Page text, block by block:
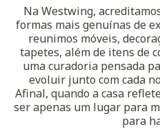
Na Westwing,
formas mais genuínas de
reunimos móveis,
tapetes, além de itens de
uma curadoria pensada
evoluir junto com cada
Afinal, quando a casa
ser apenas um lugar para
para